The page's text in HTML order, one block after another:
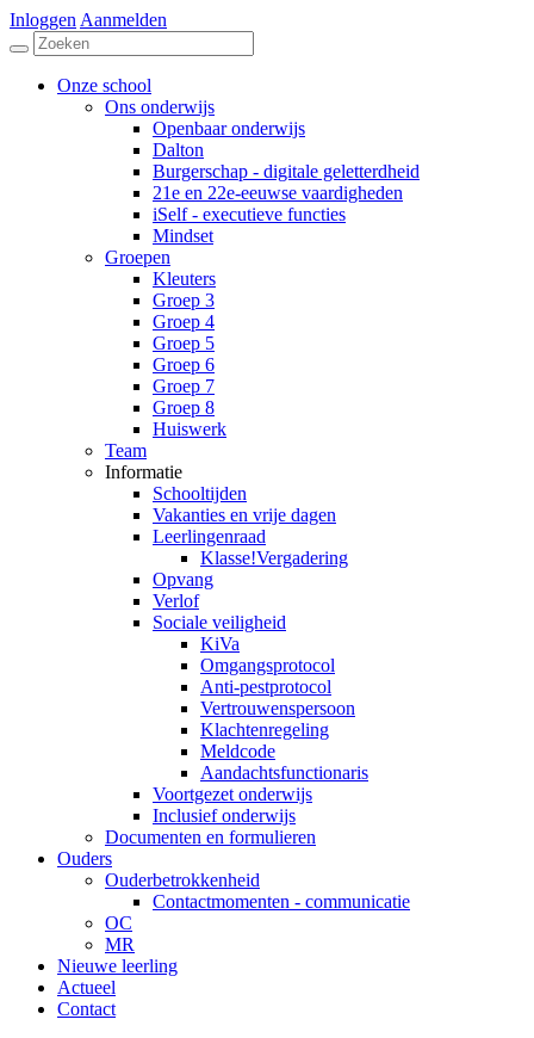
Inloggen Aanmelden
Onze school
Ons onderwijs
Openbaar onderwijs
Dalton
Burgerschap - digitale geletterdheid
21e en 22e-eeuwse vaardigheden
iSelf - executieve functies
Mindset
Groepen
Kleuters
Groep 3
Groep 4
Groep 5
Groep 6
Groep 7
Groep 8
Huiswerk
Team
Informatie
Schooltijden
Vakanties en vrije dagen
Leerlingenraad
Klasse!Vergadering
Opvang
Verlof
Sociale veiligheid
KiVa
Omgangsprotocol
Anti-pestprotocol
Vertrouwenspersoon
Klachtenregeling
Meldcode
Aandachtsfunctionaris
Voortgezet onderwijs
Inclusief onderwijs
Documenten en formulieren
Ouders
Ouderbetrokkenheid
Contactmomenten - communicatie
OC
MR
Nieuwe leerling
Actueel
Contact